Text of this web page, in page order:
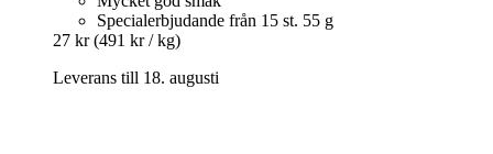
Specialerbjudande från 15 st. 55 g
27 kr (491 kr / kg)
Leverans till 18. augusti